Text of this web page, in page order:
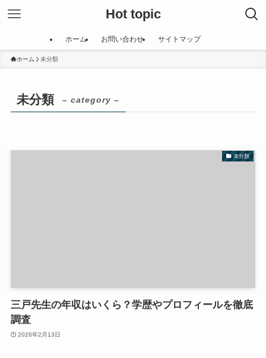
Hot topic
ホーム お問い合わせ サイトマップ
ホーム 未分類
未分類 – category –
未分類
三戸先生の年収はいくら？学歴やプロフィールを徹底
調査
2026年2月13日